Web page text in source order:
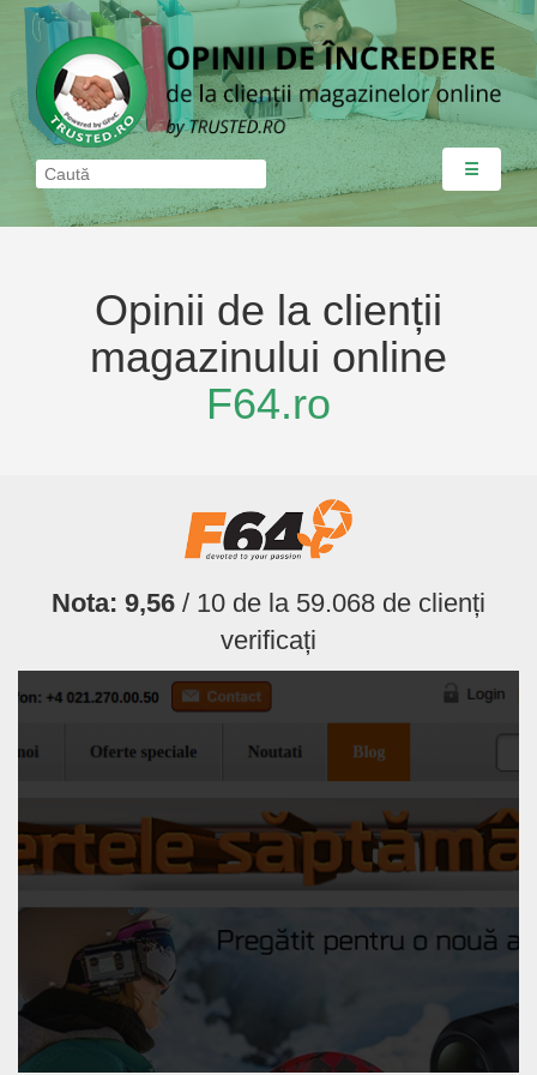
☰
Opinii de la clienții
magazinului online
F64.ro
Nota: 9,56 / 10 de la 59.068 de clienți
verificați